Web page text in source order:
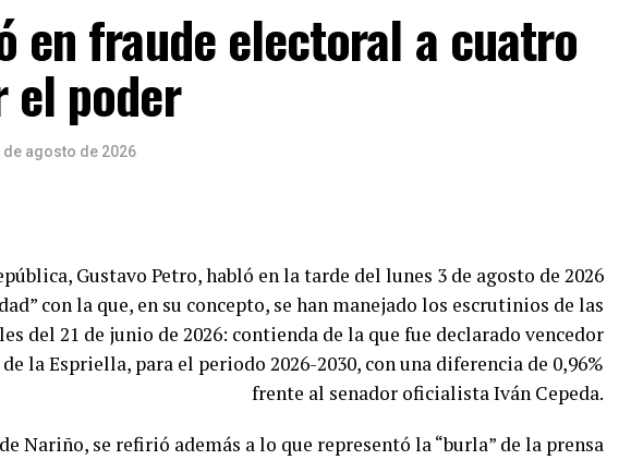
en fraude electoral a cuatro
el poder
de agosto de 2026
Gustavo Petro, habló en la tarde del lunes 3 de agosto de 2026
con la que, en su concepto, se han manejado los escrutinios de las
del 21 de junio de 2026: contienda de la que fue declarado vencedor
la Espriella, para el periodo 2026-2030, con una diferencia de 0,96%
frente al senador oficialista Iván Cepeda.
Nariño, se refirió además a lo que representó la “burla” de la prensa